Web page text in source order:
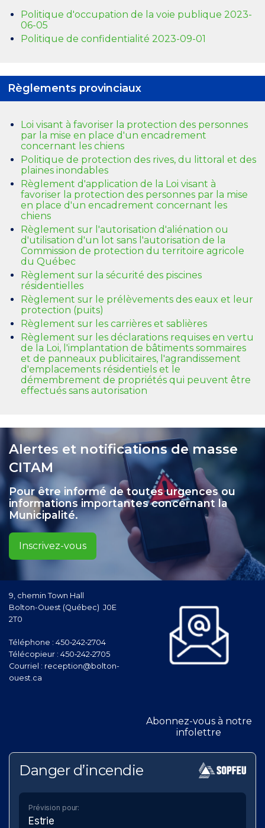
Politique d'occupation de la voie publique 2023-
06-05
Politique de confidentialité 2023-09-01
Règlements provinciaux
Loi visant à favoriser la protection des personnes
par la mise en place d'un encadrement
concernant les chiens
Politique de protection des rives, du littoral et des
plaines inondables
Règlement d'application de la Loi visant à
favoriser la protection des personnes par la mise
en place d'un encadrement concernant les
chiens
Règlement sur l'autorisation d'aliénation ou
d'utilisation d'un lot sans l'autorisation de la
Commission de protection du territoire agricole
du Québec
Règlement sur la sécurité des piscines
résidentielles
Règlement sur le prélèvements des eaux et leur
protection (puits)
Règlement sur les carrières et sablières
Règlement sur les déclarations requises en vertu
de la Loi, l'implantation de bâtiments sommaires
et de panneaux publicitaires, l'agrandissement
d'emplacements résidentiels et le
démembrement de propriétés qui peuvent être
effectués sans autorisation
Alertes et notifications de masse
CITAM
Pour être informé de toutes urgences ou
informations importantes concernant la
Municipalité.
Inscrivez-vous
9, chemin Town Hall
Bolton-Ouest (Québec) J0E
2T0
Téléphone : 450‑242‑2704
Télécopieur : 450‑242‑2705
Courriel : reception@bolton-
ouest.ca
Abonnez-vous à notre
infolettre
Danger d’incendie
Prévision pour:
Estrie